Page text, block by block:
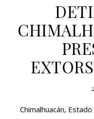
Chimalhuacán,